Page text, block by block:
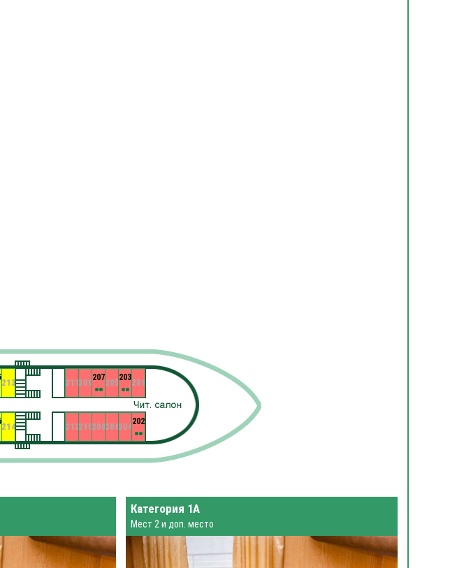
201
202
203
204
205
206
207
208
209
210
211
212
213
214
Категория 1А
Мест 2 и доп. место